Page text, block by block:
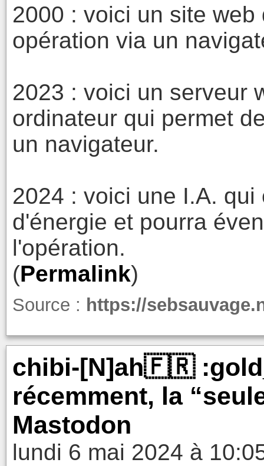
2000 : voici un site
opération via un
2023 : voici un serveur
ordinateur qui permet
un navigateur.
2024 : voici une I.A.
d'énergie et pourra
l'opération.
(Permalink)
Source : https://
chibi-[N]ah🇫🇷
récemment, la
Mastodon
lundi 6 mai 2024 à